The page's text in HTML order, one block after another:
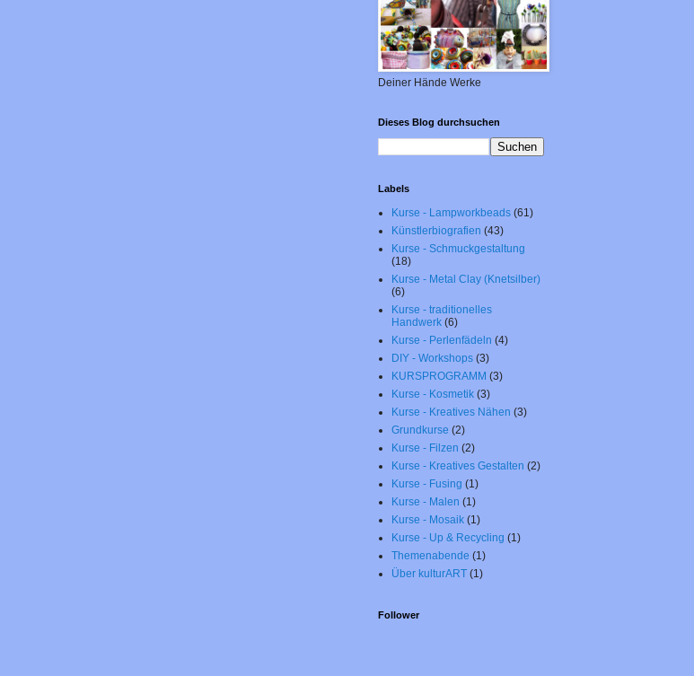
Deiner Hände Werke
Dieses Blog durchsuchen
Labels
Kurse - Lampworkbeads (61)
Künstlerbiografien (43)
Kurse - Schmuckgestaltung
(18)
Kurse - Metal Clay (Knetsilber)
(6)
Kurse - traditionelles
Handwerk (6)
Kurse - Perlenfädeln (4)
DIY - Workshops (3)
KURSPROGRAMM (3)
Kurse - Kosmetik (3)
Kurse - Kreatives Nähen (3)
Grundkurse (2)
Kurse - Filzen (2)
Kurse - Kreatives Gestalten (2)
Kurse - Fusing (1)
Kurse - Malen (1)
Kurse - Mosaik (1)
Kurse - Up & Recycling (1)
Themenabende (1)
Über kulturART (1)
Follower